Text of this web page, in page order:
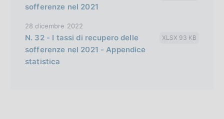
sofferenze nel 2021
28 dicembre 2022
N. 32 - I tassi di recupero delle
sofferenze nel 2021 - Appendice
statistica
XLSX 93 KB